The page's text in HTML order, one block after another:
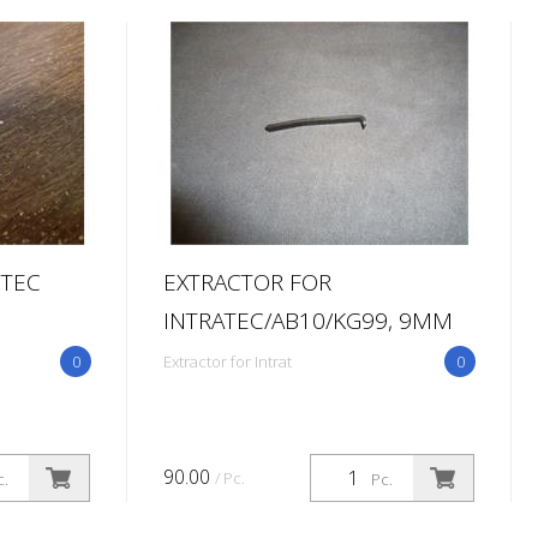
0
EXTRACTOR FOR
INTRATEC/AB10/KG99, 9MM
0
Extractor for Intrat
Pc.
90.00 / Pc.